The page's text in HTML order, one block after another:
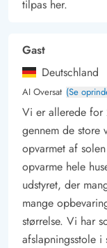
på Vestkysten. Her
den helt særlige
tilpas her.
Gast
Deutschland
AI Oversat (Se
Vi er allerede for
gennem de store
opvarmet af
opvarme hele
udstyret, der
mange
størrelse. Vi har
afslapningsstole